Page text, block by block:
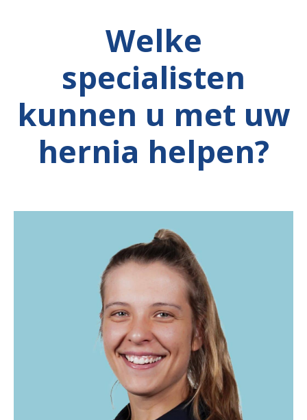
Welke
specialisten
kunnen u met uw
hernia helpen?